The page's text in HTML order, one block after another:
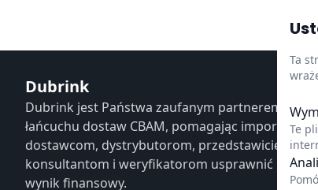
Dubrink
Dubrink jest Państwa zaufanym partnerem w
łańcuchu dostaw CBAM, pomagając importerom,
dostawcom, dystrybutorom, przedstawicielom
konsultantom i weryfikatorom usprawnić
wynik finansowy.
Ta
Te